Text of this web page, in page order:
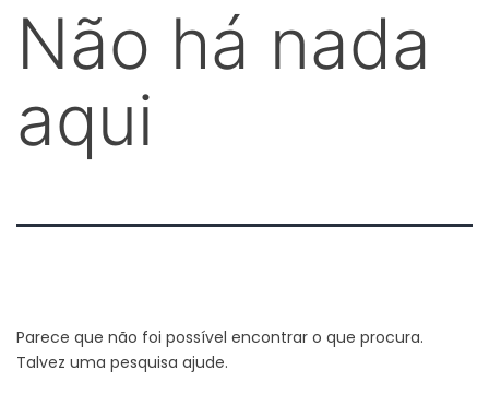
Não há nada
aqui
Parece que não foi possível encontrar o que procura.
Talvez uma pesquisa ajude.